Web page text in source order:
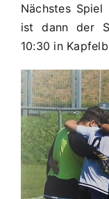
Nächstes Spiel
ist dann der
10:30 in